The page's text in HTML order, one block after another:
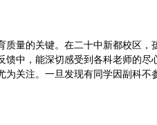
量的关键。在二十中新都校区，
馈中，能深切感受到各科老师的
为关注。一旦发现有同学因副科